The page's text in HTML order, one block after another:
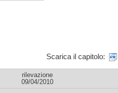
Scarica il capitolo:
rilevazione
09/04/2010